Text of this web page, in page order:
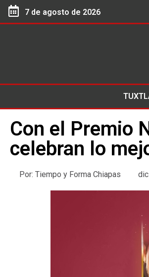
7 de agosto de 2026
Con el Premio
celebran lo
Por: Tiempo y Forma Chiapas